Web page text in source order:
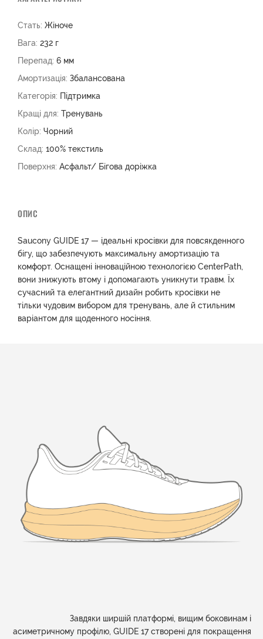
Стать: Жіноче
Вага: 232 г
Перепад: 6 мм
Амортизація: Збалансована
Категорія: Підтримка
Кращі для: Тренувань
Колір: Чорний
Склад: 100% текстиль
Поверхня: Асфальт/ Бігова доріжка
ОПИС
Saucony GUIDE 17 — ідеальні кросівки для повсякденного
бігу, що забезпечують максимальну амортизацію та
комфорт. Оснащені інноваційною технологією CenterPath,
вони знижують втому і допомагають уникнути травм. Їх
сучасний та елегантний дизайн робить кросівки не
тільки чудовим вибором для тренувань, але й стильним
варіантом для щоденного носіння.
Завдяки ширшій платформі, вищим боковинам і
асиметричному профілю, GUIDE 17 створені для покращення